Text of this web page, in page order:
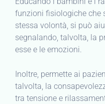
funzioni fisiologiche che
stessa volontà, si può
segnalando, talvolta, la
esse e le emozioni.
Inoltre, permette ai
talvolta, la
tra tensione e